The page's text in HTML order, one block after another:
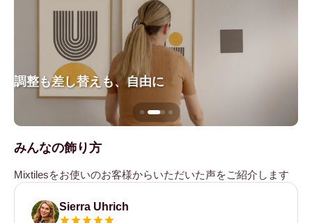
調整も差し替えも、自由に
みんなの飾り方
Mixtilesをお使いのお客様からいただいた声をご紹介します
Sierra Uhrich